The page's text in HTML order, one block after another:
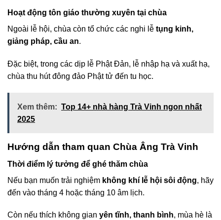
Hoạt động tôn giáo thường xuyên tại chùa
Ngoài lễ hội, chùa còn tổ chức các nghi lễ tụng kinh,
giảng pháp, cầu an.
Đặc biệt, trong các dịp lễ Phật Đản, lễ nhập hạ và xuất hạ,
chùa thu hút đông đảo Phật tử đến tu học.
Xem thêm: Top 14+ nhà hàng Trà Vinh ngon nhất
2025
Hướng dẫn tham quan Chùa Âng Trà Vinh
Thời điểm lý tưởng để ghé thăm chùa
Nếu bạn muốn trải nghiệm không khí lễ hội sôi động, hãy
đến vào tháng 4 hoặc tháng 10 âm lịch.
Còn nếu thích không gian yên tĩnh, thanh bình, mùa hè là